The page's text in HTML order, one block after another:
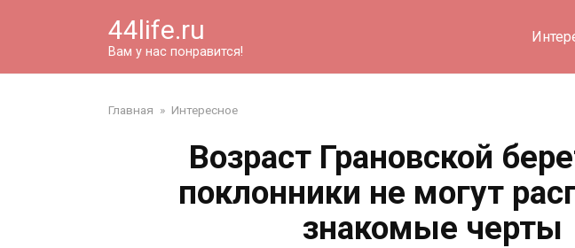
44life.ru
Вам у нас понравится!
Главная » Интересное
Возраст Грановской
поклонники не могут
знакомые черты